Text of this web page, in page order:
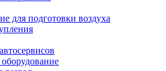
для подготовки воздуха